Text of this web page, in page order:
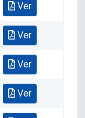
Ver
Ver
Ver
Ver